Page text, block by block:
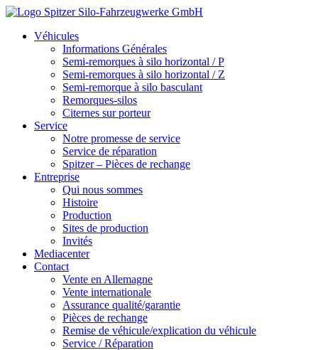
Véhicules
Informations Générales
Semi-remorques à silo horizontal / P
Semi-remorques à silo horizontal / Z
Semi-remorque à silo basculant
Remorques-silos
Citernes sur porteur
Service
Notre promesse de service
Service de réparation
Spitzer – Pièces de rechange
Entreprise
Qui nous sommes
Histoire
Production
Sites de production
Invités
Mediacenter
Contact
Vente en Allemagne
Vente internationale
Assurance qualité/garantie
Pièces de rechange
Remise de véhicule/explication du véhicule
Service / Réparation